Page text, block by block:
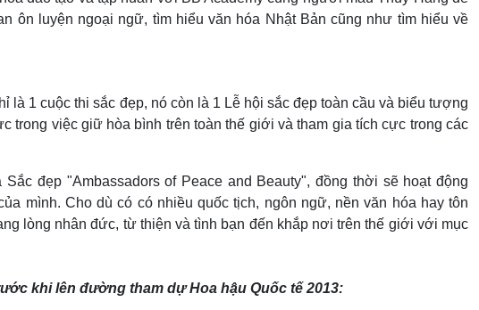
ôn luyện ngoại ngữ, tìm hiểu văn hóa Nhật Bản cũng như tìm hiểu về
là 1 cuộc thi sắc đẹp, nó còn là 1 Lễ hội sắc đẹp toàn cầu và biểu tượng
trong việc giữ hòa bình trên toàn thế giới và tham gia tích cực trong các
đẹp "Ambassadors of Peace and Beauty", đồng thời sẽ hoạt động
mình. Cho dù có có nhiều quốc tịch, ngôn ngữ, nền văn hóa hay tôn
lòng nhân đức, từ thiện và tình bạn đến khắp nơi trên thế giới với mục
khi lên đường tham dự Hoa hậu Quốc tế 2013: